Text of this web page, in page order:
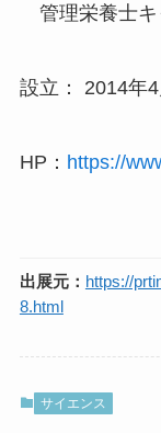
管理栄養士キ
設立： 2014年
HP： https://
出展元： https://
8.html
サイエンス